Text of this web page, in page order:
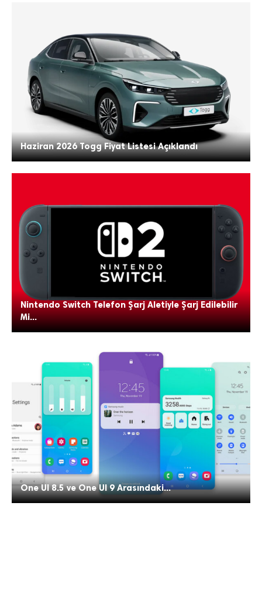
Haziran 2026 Togg Fiyat Listesi Açıklandı
Nintendo Switch Telefon Şarj Aletiyle Şarj Edilebilir
Mi...
One UI 8.5 ve One UI 9 Arasındaki...